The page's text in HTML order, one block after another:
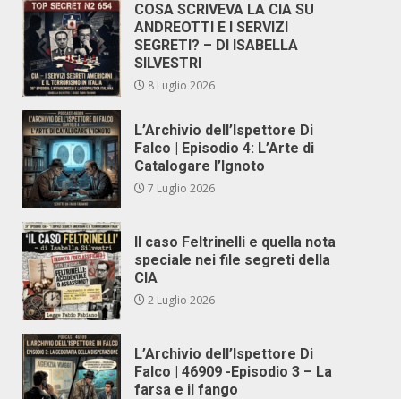
COSA SCRIVEVA LA CIA SU
ANDREOTTI E I SERVIZI
SEGRETI? – DI ISABELLA
SILVESTRI
8 Luglio 2026
L’Archivio dell’Ispettore Di
Falco | Episodio 4: L’Arte di
Catalogare l’Ignoto
7 Luglio 2026
Il caso Feltrinelli e quella nota
speciale nei file segreti della
CIA
2 Luglio 2026
L’Archivio dell’Ispettore Di
Falco | 46909 -Episodio 3 – La
farsa e il fango